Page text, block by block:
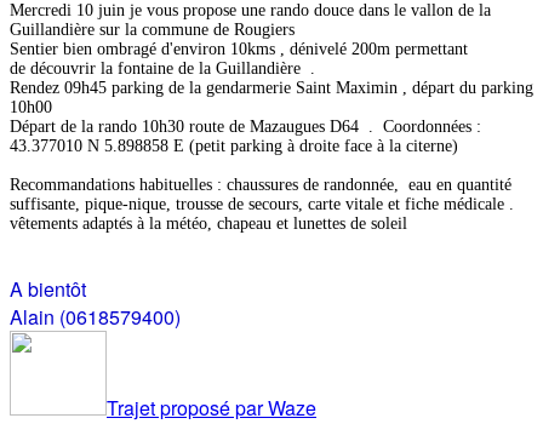
Mercredi 10 juin je vous propose une rando douce dans le vallon de la
Guillandière sur la commune de Rougiers
Sentier bien ombragé d'environ 10kms , dénivelé 200m permettant
de découvrir la fontaine de la Guillandière .
Rendez 09h45 parking de la gendarmerie Saint Maximin , départ du parking
10h00
Départ de la rando 10h30 route de Mazaugues D64 . Coordonnées :
43.377010 N 5.898858 E (petit parking à droite face à la citerne)
Recommandations habituelles : chaussures de randonnée, eau en quantité
suffisante, pique-nique, trousse de secours, carte vitale et fiche médicale .
vêtements adaptés à la météo, chapeau et lunettes de soleil
A bientôt
Alain (0618579400)
Trajet proposé par Waze